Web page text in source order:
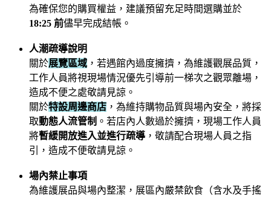
為確保您的購買權益，建議預留充足時間選購並於
18:25 前儘早完成結帳。
人潮疏導說明
關於展覽區域 ，若遇館內過度擁擠，為維護觀展品質，
工作人員將視現場情況優先引導前一梯次之觀眾離場，
造成不便之處敬請見諒。
關於特設周邊商店 ，為維持購物品質與場內安全，將採
取動態人流管制 。若店內人數過於擁擠，現場工作人員
將暫緩開放進入並進行疏導，敬請配合現場人員之指
引，造成不便敬請見諒。
場內禁止事項
為維護展品與場內整潔，展區內嚴禁飲食（含水及手搖